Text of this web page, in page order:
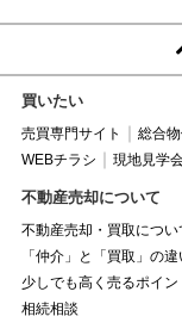
買いたい
売買専門サイト 総合
WEBチラシ
現地見学
不動産売却について
不動産売却・買取につい
「仲介」と「買取」の違
少しでも高く売るポイン
相続相談